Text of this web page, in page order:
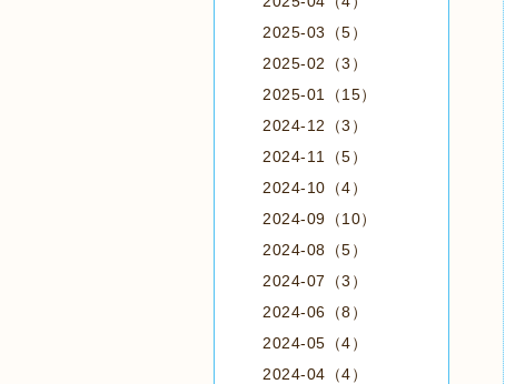
2025-03（5）
2025-02（3）
2025-01（15）
2024-12（3）
2024-11（5）
2024-10（4）
2024-09（10）
2024-08（5）
2024-07（3）
2024-06（8）
2024-05（4）
2024-04（4）